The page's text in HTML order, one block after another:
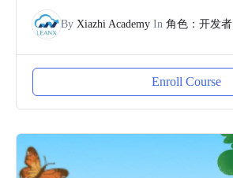
By Xiazhi Academy In 角色：开发者
Enroll Course